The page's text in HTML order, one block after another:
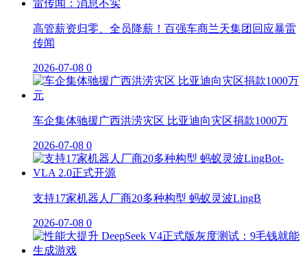
高管薪资归零、全员降薪！百强车商兰天集团回应暴雷
传闻
2026-07-08 0
车企集体驰援广西洪涝灾区 比亚迪向灾区捐款1000万
2026-07-08 0
支持17家机器人厂商20多种构型 蚂蚁灵波LingB
2026-07-08 0